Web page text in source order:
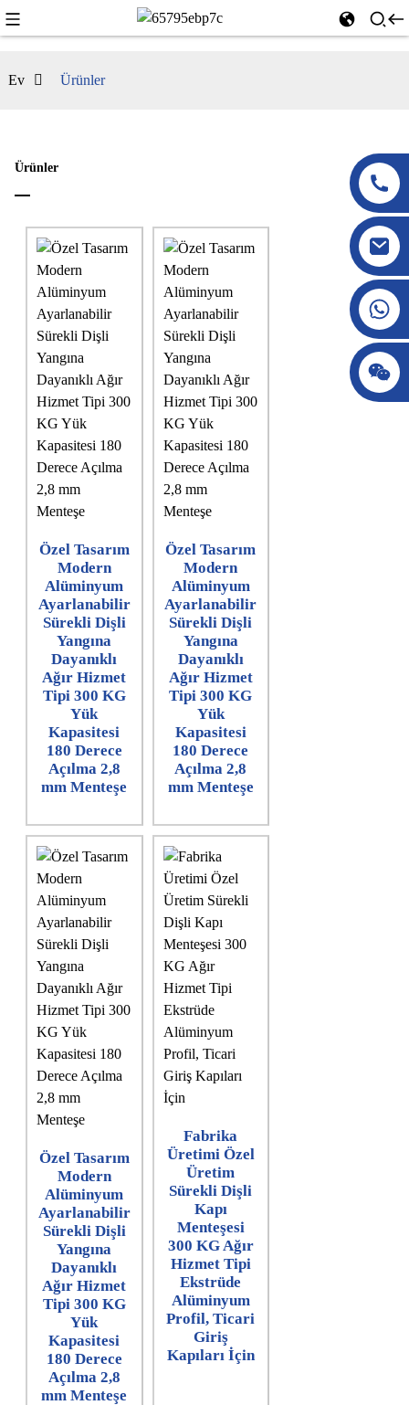
Ev Ürünler
Ürünler
Özel Tasarım
Modern
Alüminyum
Ayarlanabilir
Sürekli Dişli
Yangına
Dayanıklı
Ağır Hizmet
Tipi 300 KG
Yük
Kapasitesi
180 Derece
Açılma 2,8
mm Menteşe
Özel Tasarım
Modern
Alüminyum
Ayarlanabilir
Sürekli Dişli
Yangına
Dayanıklı
Ağır Hizmet
Tipi 300 KG
Yük
Kapasitesi
180 Derece
Açılma 2,8
mm Menteşe
Özel Tasarım
Modern
Alüminyum
Ayarlanabilir
Sürekli Dişli
Yangına
Dayanıklı
Ağır Hizmet
Tipi 300 KG
Yük
Kapasitesi
180 Derece
Açılma 2,8
mm Menteşe
Fabrika
Üretimi Özel
Üretim
Sürekli Dişli
Kapı
Menteşesi
300 KG Ağır
Hizmet Tipi
Ekstrüde
Alüminyum
Profil, Ticari
Giriş
Kapıları İçin